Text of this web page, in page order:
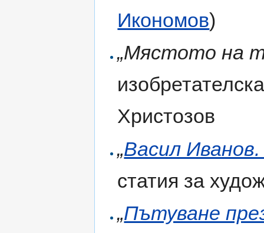
Икономов)
„Мястото на
Христозов
„Васил
статия за
„Пътуване